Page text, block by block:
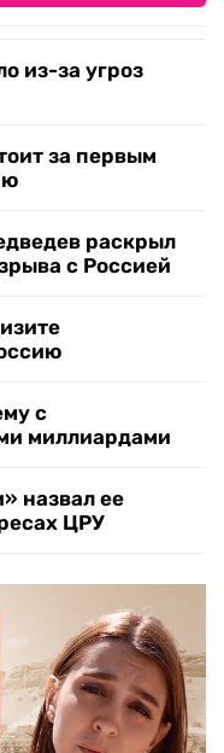
из-за угроз
за первым
раскрыл
с Россией
с
миллиардами
назвал ее
ЦРУ